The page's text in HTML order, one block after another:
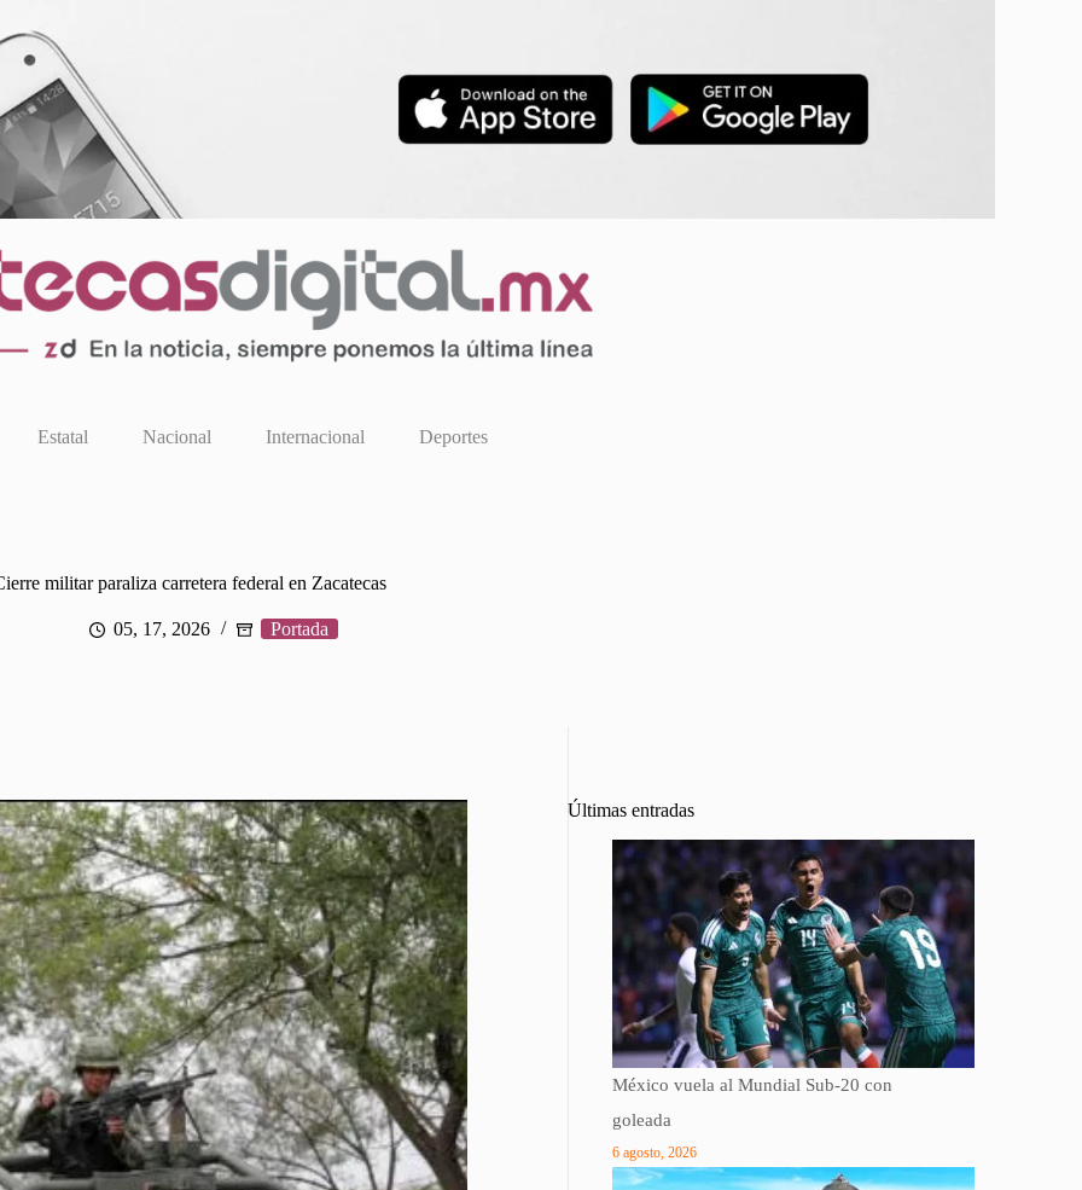
Estatal Nacional Internacional Deportes
militar paraliza carretera federal en Zacatecas
05, 17, 2026 Portada
Últimas entradas
México vuela al Mundial Sub-20 con
goleada
6 agosto, 2026